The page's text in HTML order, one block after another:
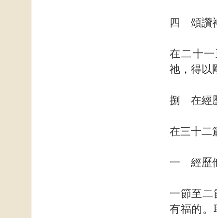
四 頌讚
在二十
祂，得以
捌 在經
在三十二
一 經歷
一節至二
有福的。